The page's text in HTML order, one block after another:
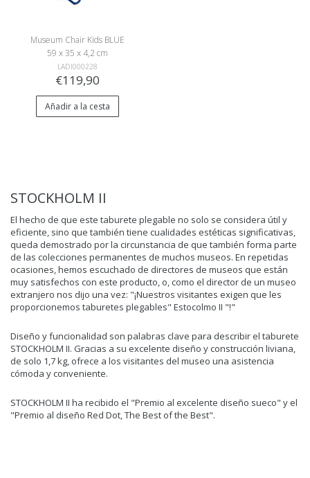
Museum Chair Kids BLUE
59 x 35 x 4,2 cm
LADI000228
€119,90
Añadir a la cesta
STOCKHOLM II
El hecho de que este taburete plegable no solo se considera útil y
eficiente, sino que también tiene cualidades estéticas significativas,
queda demostrado por la circunstancia de que también forma parte
de las colecciones permanentes de muchos museos. En repetidas
ocasiones, hemos escuchado de directores de museos que están
muy satisfechos con este producto, o, como el director de un museo
extranjero nos dijo una vez: "¡Nuestros visitantes exigen que les
proporcionemos taburetes plegables" Estocolmo II "!"
Diseño y funcionalidad son palabras clave para describir el taburete
STOCKHOLM II. Gracias a su excelente diseño y construcción liviana,
de solo 1,7 kg, ofrece a los visitantes del museo una asistencia
cómoda y conveniente.
STOCKHOLM II ha recibido el "Premio al excelente diseño sueco" y el
"Premio al diseño Red Dot, The Best of the Best".